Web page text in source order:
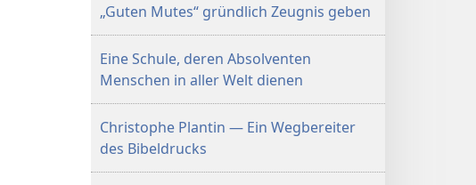
„Guten Mutes“ gründlich Zeugnis geben
Eine Schule, deren Absolventen
Menschen in aller Welt dienen
Christophe Plantin — Ein Wegbereiter
des Bibeldrucks